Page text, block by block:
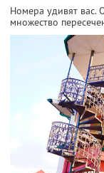
Номера удивят вас.
множество